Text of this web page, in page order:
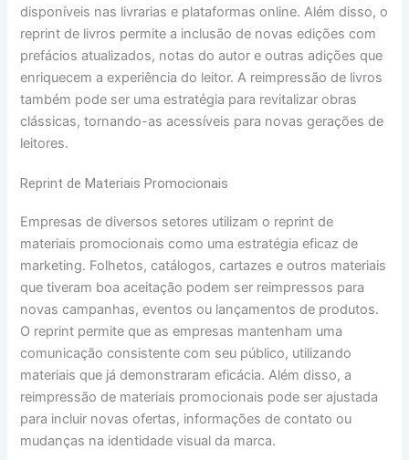
disponíveis nas livrarias e plataformas online. Além disso, o
reprint de livros permite a inclusão de novas edições com
prefácios atualizados, notas do autor e outras adições que
enriquecem a experiência do leitor. A reimpressão de livros
também pode ser uma estratégia para revitalizar obras
clássicas, tornando-as acessíveis para novas gerações de
leitores.
Reprint de Materiais Promocionais
Empresas de diversos setores utilizam o reprint de
materiais promocionais como uma estratégia eficaz de
marketing. Folhetos, catálogos, cartazes e outros materiais
que tiveram boa aceitação podem ser reimpressos para
novas campanhas, eventos ou lançamentos de produtos.
O reprint permite que as empresas mantenham uma
comunicação consistente com seu público, utilizando
materiais que já demonstraram eficácia. Além disso, a
reimpressão de materiais promocionais pode ser ajustada
para incluir novas ofertas, informações de contato ou
mudanças na identidade visual da marca.